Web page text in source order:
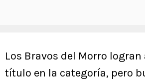
Los Bravos del Morro
título en la categoría, pero